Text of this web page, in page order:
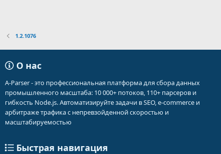
1.2.1076
О нас
A-Parser - это профессиональная платформа для сбора данных
промышленного масштаба: 10 000+ потоков, 110+ парсеров и
гибкость Node.js. Автоматизируйте задачи в SEO, e-commerce и
арбитраже трафика с непревзойденной скоростью и
масштабируемостью
Быстрая навигация